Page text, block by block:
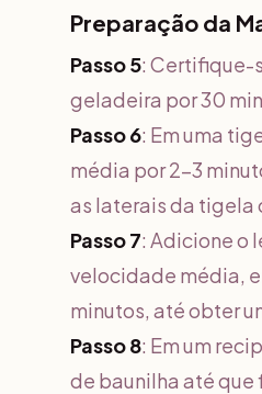
Preparação da
Passo 5: Certifique-
geladeira por 30
Passo 6: Em uma
média por 2-3
as laterais da tigela
Passo 7: Adicione o
velocidade média,
minutos, até obter
Passo 8: Em um
de baunilha até que